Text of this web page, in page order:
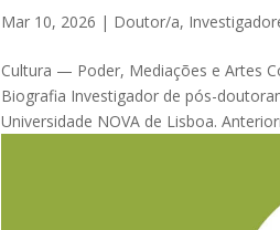
Mar 10, 2026 | Doutor/a,
Cultura — Poder, Mediações e Artes
Biografia Investigador de pós-
Universidade NOVA de Lisboa.